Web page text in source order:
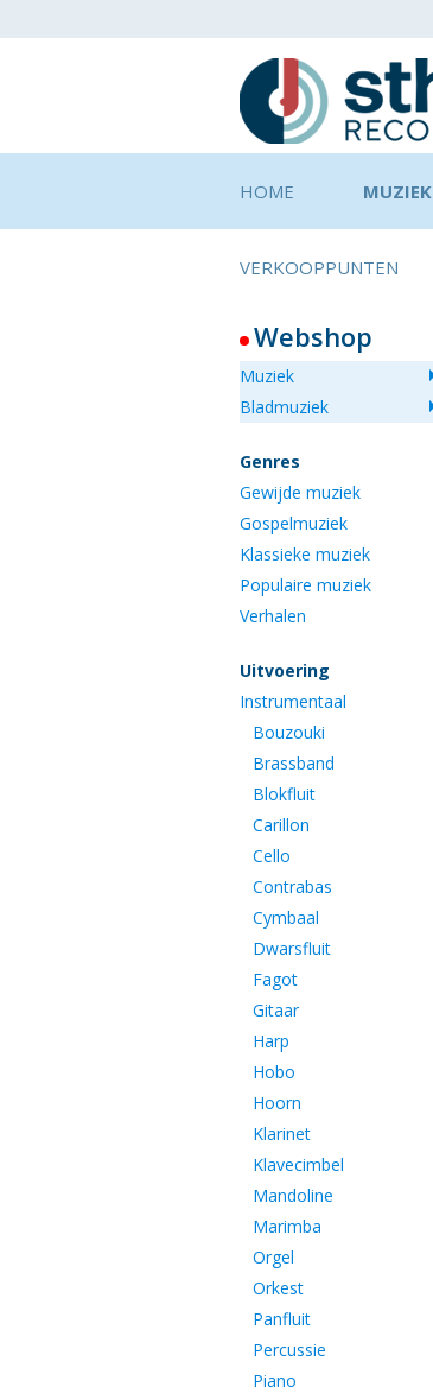
HOME MUZIEK
VERKOOPPUNTEN
Webshop
Muziek
Bladmuziek
Genres
Gewijde muziek
Gospelmuziek
Klassieke muziek
Populaire muziek
Verhalen
Uitvoering
Instrumentaal
Bouzouki
Brassband
Blokfluit
Carillon
Cello
Contrabas
Cymbaal
Dwarsfluit
Fagot
Gitaar
Harp
Hobo
Hoorn
Klarinet
Klavecimbel
Mandoline
Marimba
Orgel
Orkest
Panfluit
Percussie
Piano